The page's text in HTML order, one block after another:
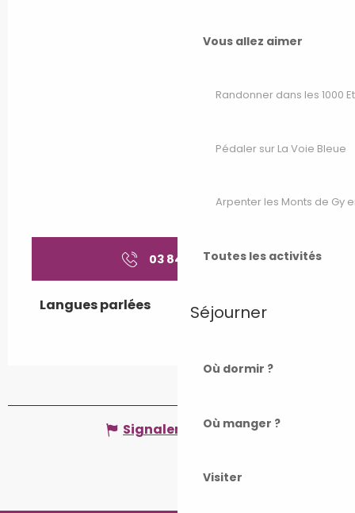
Vous allez aimer
Randonner dans les 1000
Pédaler sur La Voie Bleue
Arpenter les Monts de Gy
Toutes les activités
Séjourner
Où dormir ?
Où manger ?
Visiter
03 84 49 12▒▒
Langues parlées
Langues parlées
Signaler une erreur